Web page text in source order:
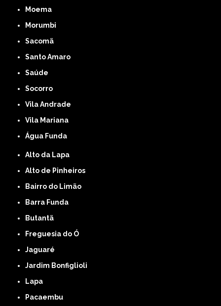
Moema
Morumbi
Sacomã
Santo Amaro
Saúde
Socorro
Vila Andrade
Vila Mariana
Água Funda
Alto da Lapa
Alto de Pinheiros
Bairro do Limão
Barra Funda
Butantã
Freguesia do Ó
Jaguaré
Jardim Bonfiglioli
Lapa
Pacaembu